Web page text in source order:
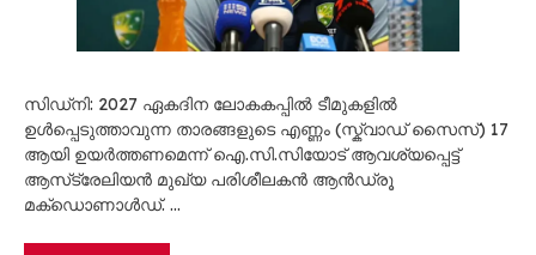
സിഡ്നി: 2027 ഏകദിന ലോകകപ്പിൽ ടീമുകളിൽ
ഉൾപ്പെടുത്താവുന്ന താരങ്ങളുടെ എണ്ണം (സ്ക്വാഡ് സൈസ്) 17
ആയി ഉയർത്തണമെന്ന് ഐ.സി.സിയോട് ആവശ്യപ്പെട്ട്
ആസ്‌ട്രേലിയൻ മുഖ്യ പരിശീലകൻ ആൻഡ്രൂ
മക്‌ഡൊണാൾഡ്. …